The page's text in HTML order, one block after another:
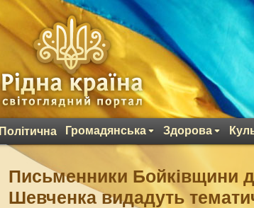
Політична Громадянська Здорова
Письменники Бойківщини
Шевченка видадуть